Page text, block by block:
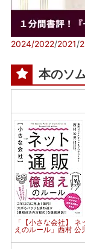
2024/2022/2021/
本のソ
「【小さな会社】 ネ
えのルール」西村 公